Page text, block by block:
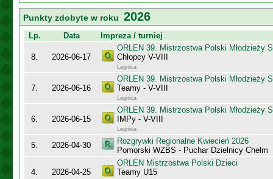
Punkty zdobyte w roku 2026
Lp. Data Impreza / turniej
8. 2026-06-17
ORLEN 39. Mistrzostwa Polski Młodzieży
Chłopcy V-VIII
Legnica
7. 2026-06-16
ORLEN 39. Mistrzostwa Polski Młodzieży
Teamy - V-VIII
Legnica
6. 2026-06-15
ORLEN 39. Mistrzostwa Polski Młodzieży
IMPy - V-VIII
Legnica
5. 2026-04-30
Rozgrywki Regionalne Kwiecień 2026
Pomorski WZBS - Puchar Dzielnicy Chełm
4. 2026-04-25
ORLEN Mistrzostwa Polski Dzieci
Teamy U15